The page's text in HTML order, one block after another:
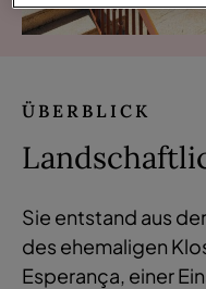
ÜBERBLICK
Sie entstand aus
des ehemaligen
Esperança, einer